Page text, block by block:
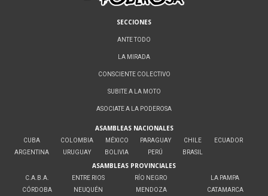
SECCIONES
ANTE TODO
LA MIRADA
CONSCIENTE COLECTIVO
SUBITE A LA MOTO
ASOCIATE A LA PODEROSA
ASAMBLEAS NACIONALES
CUBA
ARGENTINA
COLOMBIA
URUGUAY
MÉXICO
BOLIVIA
PARAGUAY
PERÚ
CHILE
BRASIL
ECUADOR
ASAMBLEAS PROVINCIALES
C.A.B.A.
CÓRDOBA
ENTRE RIOS
NEUQUÉN
RÍO NEGRO
MENDOZA
LA PAMPA
CATAMARCA